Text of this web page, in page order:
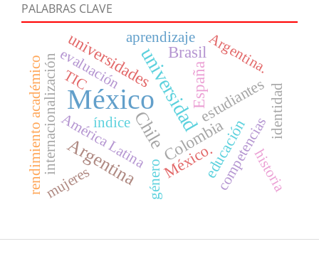
PALABRAS CLAVE
Méxicouniversidad
Argentina
ChileColombia
España
universidades Brasil
educación
estudiantes
México.
género
evaluación
competencias
Argentina.
América Latina
aprendizaje
historia
índice
TIC
internacionalización
mujeres
rendimiento académico identidad